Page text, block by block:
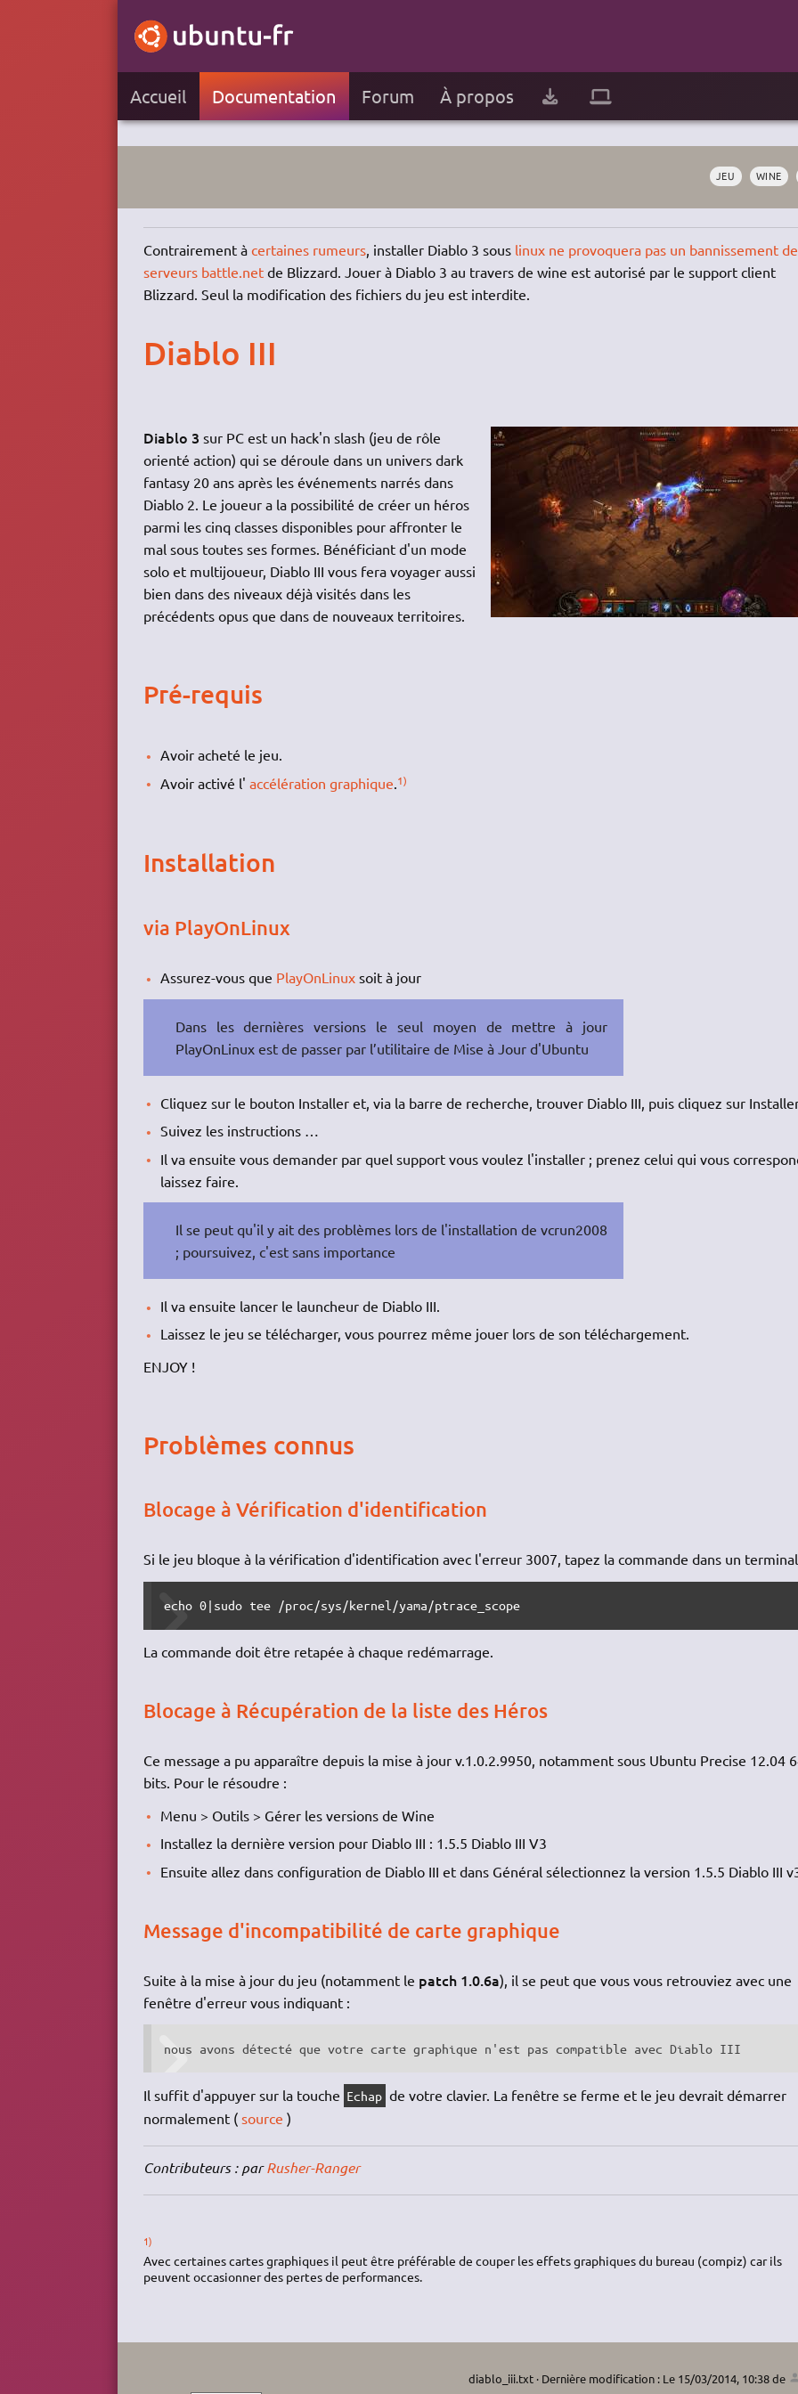
Accueil Documentation Forum À propos
JEU WINE
Contrairement à certaines rumeurs, installer Diablo 3 sous linux ne provoquera pas un bannissement
serveurs battle.netde Blizzard. Jouer à Diablo 3 au travers de wine est autorisé par le support client
Blizzard. Seul la modification des fichiers du jeu est interdite.
Diablo III
Diablo 3 sur PC est un hack'n slash (jeu de rôle
orienté action) qui se déroule dans un univers dark
fantasy 20 ans après les événements narrés dans
Diablo 2. Le joueur a la possibilité de créer un héros
parmi les cinq classes disponibles pour affronter le
mal sous toutes ses formes. Bénéficiant d'un mode
solo et multijoueur, Diablo III vous fera voyager aussi
bien dans des niveaux déjà visités dans les
précédents opus que dans de nouveaux territoires.
Pré-requis
Avoir acheté le jeu.
Avoir activé l'accélération graphique 1)
Installation
via PlayOnLinux
Assurez-vous que PlayOnLinux soit à jour
Dans les dernières versions le seul moyen de mettre à jour
PlayOnLinux est de passer par l’utilitaire de Mise à Jour d'Ubuntu
Cliquez sur le bouton Installer et, via la barre de recherche, trouver Diablo III, puis cliquez sur
Suivez les instructions …
Il va ensuite vous demander par quel support vous voulez l'installer ; prenez celui qui vous
laissez faire.
Il se peut qu'il y ait des problèmes lors de l'installation de vcrun2008
; poursuivez, c'est sans importance
Il va ensuite lancer le launcheur de Diablo III.
Laissez le jeu se télécharger, vous pourrez même jouer lors de son téléchargement.
ENJOY !
Problèmes connus
Blocage à Vérification d'identification
Si le jeu bloque à la vérification d'identification avec l'erreur 3007, tapez la commande dans un
echo 0|sudo tee /proc/sys/kernel/yama/ptrace_scope
La commande doit être retapée à chaque redémarrage.
Blocage à Récupération de la liste des Héros
Ce message a pu apparaître depuis la mise à jour v.1.0.2.9950, notamment sous Ubuntu Precise 12.04
bits. Pour le résoudre :
Menu > Outils > Gérer les versions de Wine
Installez la dernière version pour Diablo III : 1.5.5 Diablo III V3
Ensuite allez dans configuration de Diablo III et dans Général sélectionnez la version 1.5.5 Diablo III
Message d'incompatibilité de carte graphique
Suite à la mise à jour du jeu (notamment le patch 1.0.6a), il se peut que vous vous retrouviez avec une
fenêtre d'erreur vous indiquant :
nous avons détecté que votre carte graphique n'est pas compatible avec Diablo III
Il suffit d'appuyer sur la touche Echap de votre clavier. La fenêtre se ferme et le jeu devrait démarrer
normalement ( source )
Contributeurs : parRusher-Ranger
1)
Avec certaines cartes graphiques il peut être préférable de couper les effets graphiques du bureau (compiz) car ils
peuvent occasionner des pertes de performances.
diablo_iii.txt· Dernière modification : Le 15/03/2014, 10:38de